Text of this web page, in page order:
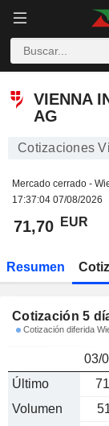
VIENNA
VIENNA
AG
Cotizaciones
Mercado cerrado -
17:37:04 07/08/2026
71,70 EUR
Resumen
Cotización 5
Cotización diferida
03/
Último
Volumen